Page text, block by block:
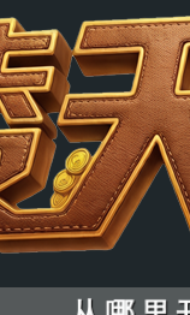
凌天众